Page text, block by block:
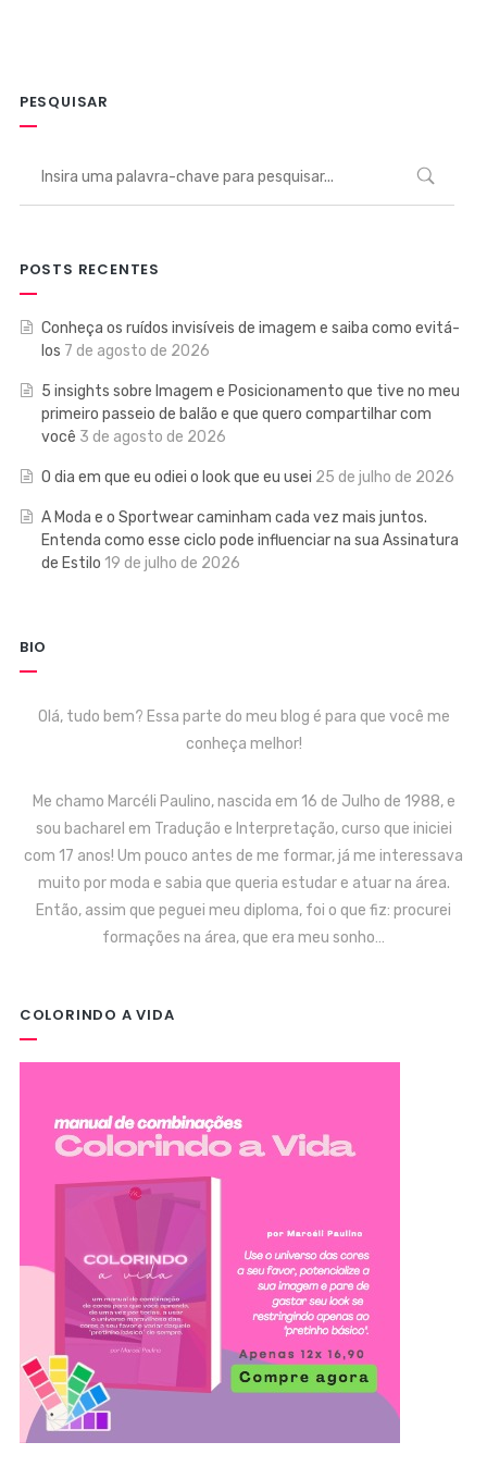
PESQUISAR
POSTS RECENTES
Conheça os ruídos invisíveis de imagem e saiba como evitá-
los 7 de agosto de 2026
5 insights sobre Imagem e Posicionamento que tive no meu
primeiro passeio de balão e que quero compartilhar com
você 3 de agosto de 2026
O dia em que eu odiei o look que eu usei 25 de julho de 2026
A Moda e o Sportwear caminham cada vez mais juntos.
Entenda como esse ciclo pode influenciar na sua Assinatura
de Estilo 19 de julho de 2026
BIO
Olá, tudo bem? Essa parte do meu blog é para que você me
conheça melhor!
Me chamo Marcéli Paulino, nascida em 16 de Julho de 1988, e
sou bacharel em Tradução e Interpretação, curso que iniciei
com 17 anos! Um pouco antes de me formar, já me interessava
muito por moda e sabia que queria estudar e atuar na área.
Então, assim que peguei meu diploma, foi o que fiz: procurei
formações na área, que era meu sonho…
COLORINDO A VIDA